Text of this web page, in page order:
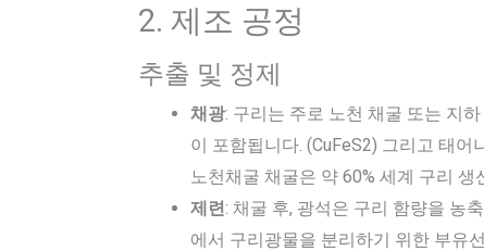
2. 제조 공정
추출 및 정제
채광: 구리는 주로 노천 채굴 또는 지
이 포함됩니다. (CuFeS2) 그리고 태어
노천채굴 채굴은 약 60% 세계 구리 생
제련: 채굴 후, 광석은 구리 함량을 농
에서 구리광물을 분리하기 위한 부유